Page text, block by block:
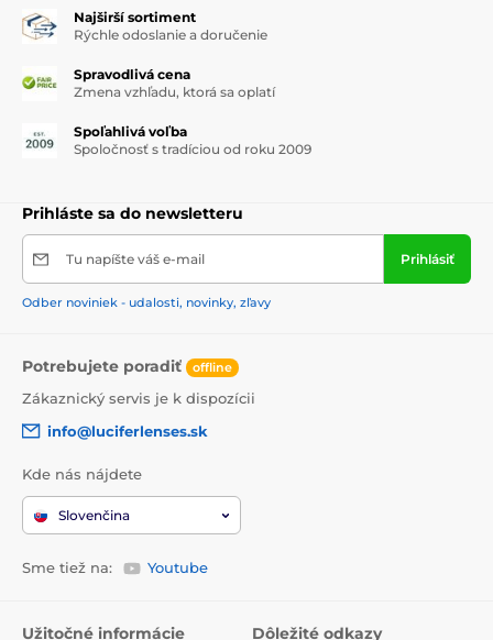
Najširší sortiment
Rýchle odoslanie a doručenie
Spravodlivá cena
Zmena vzhľadu, ktorá sa oplatí
Spoľahlivá voľba
Spoločnosť s tradíciou od roku 2009
Prihláste sa do newsletteru
Tu napíšte váš e-mail Prihlásiť
Odber noviniek - udalosti, novinky, zľavy
Potrebujete poradiť offline
Zákaznický servis je k dispozícii
info@luciferlenses.sk
Kde nás nájdete
Slovenčina
Sme tiež na: Youtube
Užitočné informácie Dôležité odkazy